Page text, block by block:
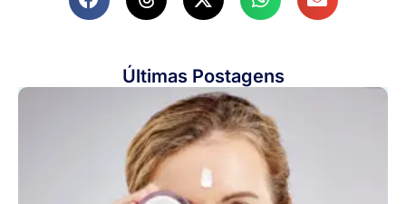
Últimas Postagens